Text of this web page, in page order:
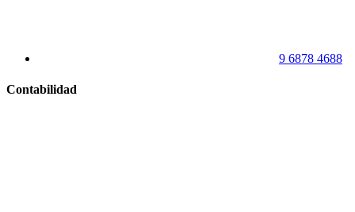
9 6878 4688
Contabilidad